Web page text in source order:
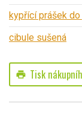
kypřící prášek
cibule sušená
print Tisk